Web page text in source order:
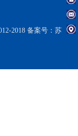
2018 备案号： 苏